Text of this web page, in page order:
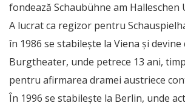
fondează Schaubühne am Halleschen
A lucrat ca regizor pentru
în 1986 se stabilește la Viena și
Burgtheater, unde petrece 13 ani,
pentru afirmarea dramei austriece
În 1996 se stabilește la Berlin, unde